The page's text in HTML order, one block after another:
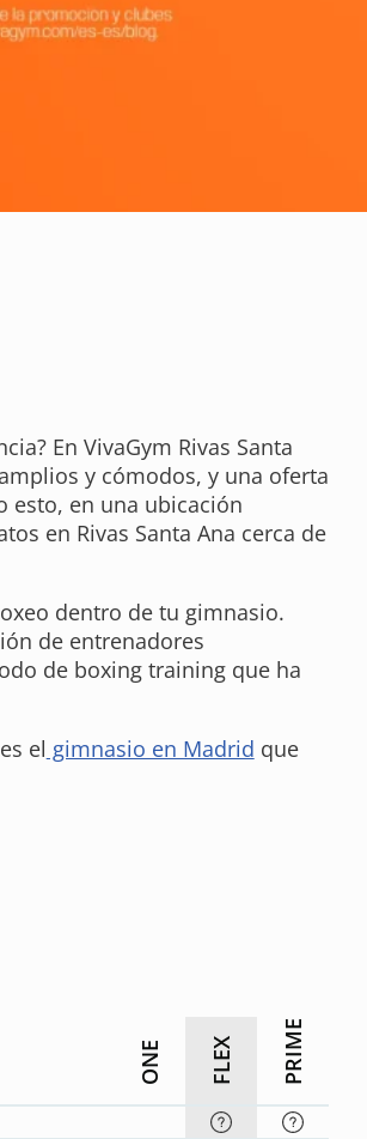
En VivaGym Rivas Santa
y cómodos, y una oferta
esto, en una ubicación
en Rivas Santa Ana cerca de
dentro de tu gimnasio.
de entrenadores
de boxing training que ha
el gimnasio en Madrid que
ONE FLEX PRIME